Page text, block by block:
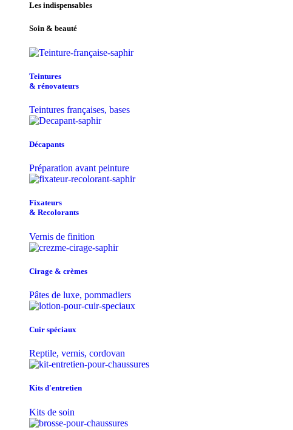
Les indispensables
Soin & beauté
Teintu​res
& r​é​novateurs
Teintures françaises, bases
Décapants
Préparation avant peinture
Fixateurs
& Recolorants
Vernis de finition
Cirage & crèmes
Pâtes de luxe, pommadiers
Cuir spéciaux
Reptile, vernis, cordovan
Kits d'entretien
Kits de soin